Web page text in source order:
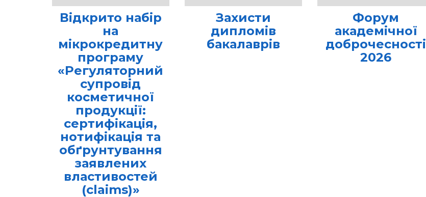
Відкрито набір
на
мікрокредитну
програму
«Регуляторний
супровід
косметичної
продукції:
сертифікація,
нотифікація та
обґрунтування
заявлених
властивостей
(claims)»
Захисти
дипломів
бакалаврів
Форум
академічної
доброчесності
2026